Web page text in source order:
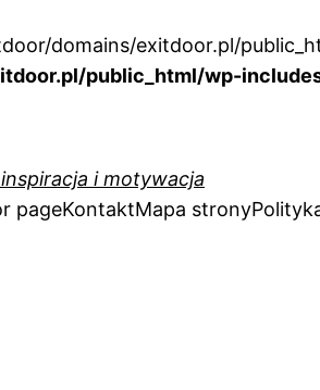
domains/exitdoor.pl/
public_html/wp-
i motywacja
pageKontaktMapa strony